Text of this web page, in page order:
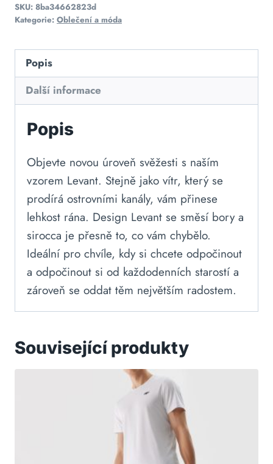
SKU: 8ba34662823d
Kategorie: Oblečení a móda
Popis
Další informace
Popis
Objevte novou úroveň svěžesti s naším
vzorem Levant. Stejně jako vítr, který se
prodírá ostrovními kanály, vám přinese
lehkost rána. Design Levant se směsí bory a
sirocca je přesně to, co vám chybělo.
Ideální pro chvíle, kdy si chcete odpočinout
a odpočinout si od každodenních starostí a
zároveň se oddat těm největším radostem.
Související produkty